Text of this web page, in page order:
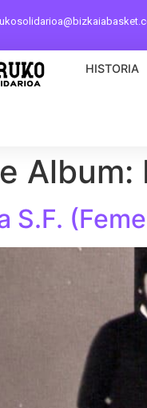
HISTORIA
Album:
S.F.